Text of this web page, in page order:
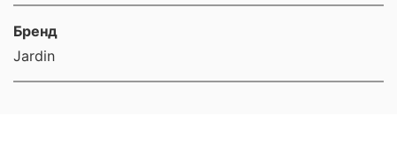
Бренд
Jardin